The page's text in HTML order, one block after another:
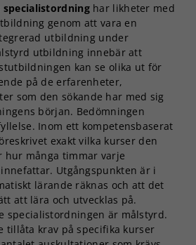
specialistordninghar likheter med
genom att vara en
utbildning under
utbildning innebär att
kan se olika ut för
på de erfarenheter,
som den sökande har med sig
början. Bedömningen
Inom ett kompetensbaserat
exakt vilka kurser den
hur många timmar varje
Utgångspunkten är i
lärande räknas och att det
att lära och utvecklas på.
specialistordningen är målstyrd.
tillåta krav på specifika kurser